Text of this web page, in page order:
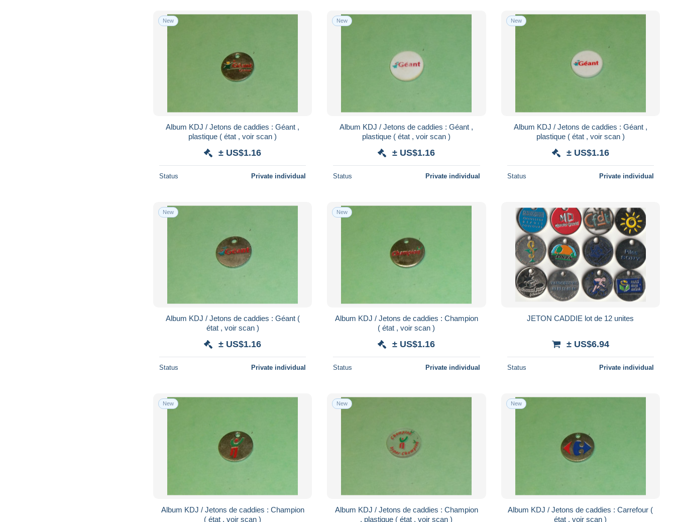
New
Album KDJ / Jetons de caddies : Géant ,
plastique ( état , voir scan )
± US$1.16
Status Private individual
New
Album KDJ / Jetons de caddies : Géant ,
plastique ( état , voir scan )
± US$1.16
Status Private individual
New
Album KDJ / Jetons de caddies : Géant ,
plastique ( état , voir scan )
± US$1.16
Status Private individual
New
Album KDJ / Jetons de caddies : Géant (
état , voir scan )
± US$1.16
Status Private individual
New
Album KDJ / Jetons de caddies : Champion
( état , voir scan )
± US$1.16
Status Private individual
JETON CADDIE lot de 12 unites
± US$6.94
Status Private individual
New
Album KDJ / Jetons de caddies : Champion
( état , voir scan )
New
Album KDJ / Jetons de caddies : Champion
, plastique ( état , voir scan )
New
Album KDJ / Jetons de caddies : Carrefour (
état , voir scan )